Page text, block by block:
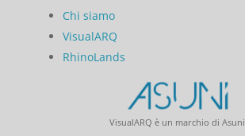
Chi siamo
VisualARQ
RhinoLands
VisualARQ è un marchio di Asuni